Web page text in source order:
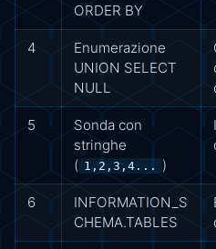
ORDER BY
4
Enumerazione
UNION SELECT
NULL
5
Sonda con
stringhe
( 1,2,3,4... )
6
INFORMATION_S
CHEMA.TABLES